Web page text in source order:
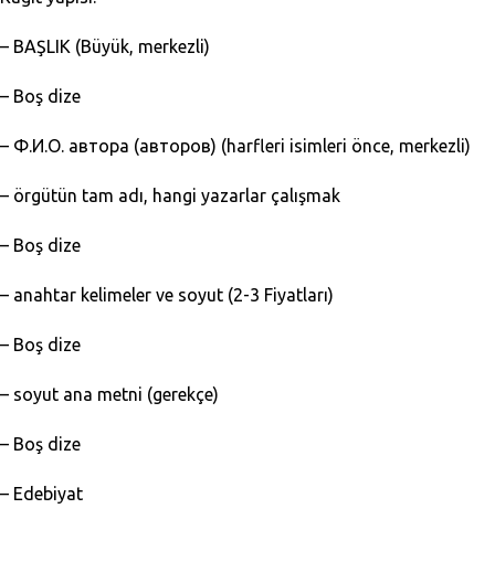
– BAŞLIK (Büyük, merkezli)
– Boş dize
– Ф.И.О. автора (авторов) (harfleri isimleri önce, merkezli)
– örgütün tam adı, hangi yazarlar çalışmak
– Boş dize
– anahtar kelimeler ve soyut (2-3 Fiyatları)
– Boş dize
– soyut ana metni (gerekçe)
– Boş dize
– Edebiyat